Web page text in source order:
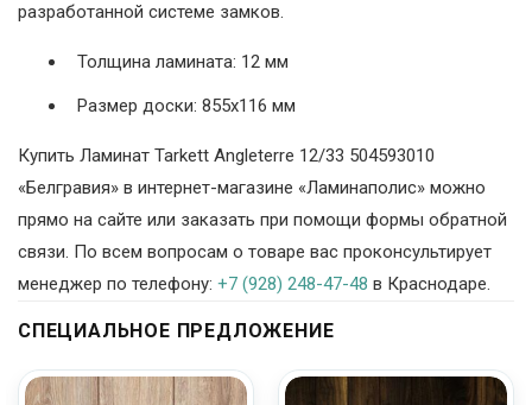
разработанной системе замков.
Толщина ламината: 12 мм
Размер доски: 855х116 мм
Купить Ламинат Tarkett Angleterre 12/33 504593010
«Белгравия» в интернет-магазине «Ламинаполис» можно
прямо на сайте или заказать при помощи формы обратной
связи. По всем вопросам о товаре вас проконсультирует
менеджер по телефону: +7 (928) 248-47-48 в Краснодаре.
СПЕЦИАЛЬНОЕ ПРЕДЛОЖЕНИЕ